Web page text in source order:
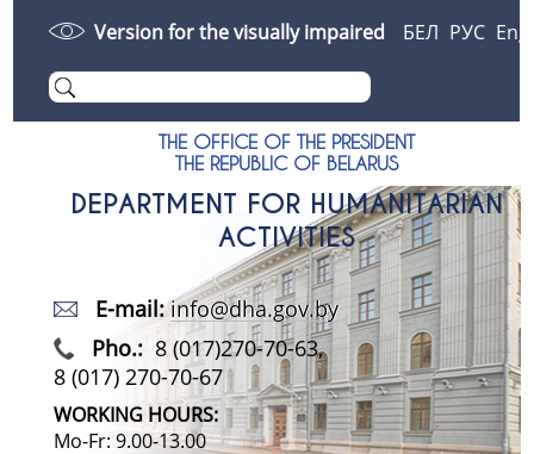
Version for the visually impaired БЕЛ РУС Eng
THE OFFICE OF THE PRESIDENT
THE REPUBLIC OF BELARUS
DEPARTMENT FOR HUMANITARIAN
ACTIVITIES
E-mail: info@dha.gov.by
Pho.:8 (017)270-70-63,
8 (017) 270-70-67
WORKING HOURS:
Mo-Fr: 9.00-13.00